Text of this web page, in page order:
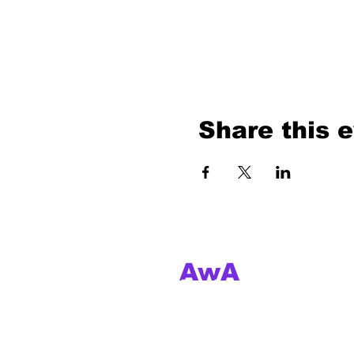
Share this
AwA
Independent